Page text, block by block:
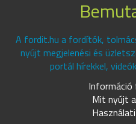
A fordit.hu a fordítók,
nyújt megjelenési és
portál hírekkel,
Mit nyújt